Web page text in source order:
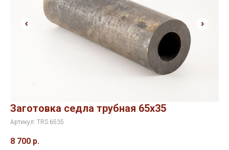
Заготовка седла трубная 65х35
Артикул: TRS.6535
8 700 р.